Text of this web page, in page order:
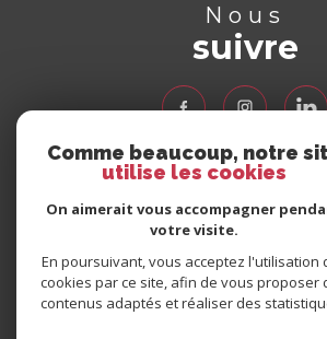
Nous
suivre
Nous
adhérons
Comme beaucoup, notre
utilise les cookies
On aimerait vous accompagner
votre visite.
En poursuivant, vous acceptez l'utilisation
cookies par ce site, afin de vous proposer
contenus adaptés et réaliser des